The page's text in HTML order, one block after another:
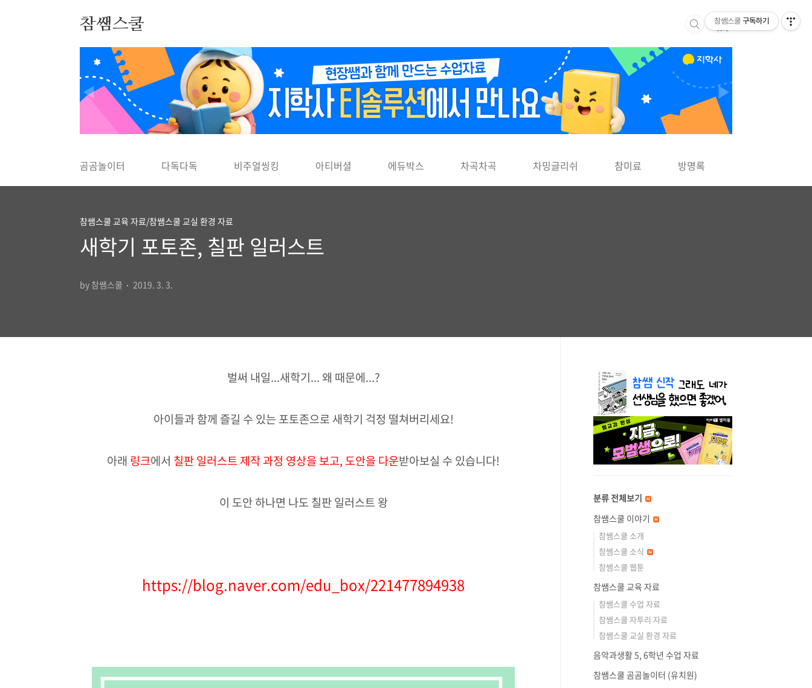
참쌤스쿨
◀ ▶
곰곰놀이터 다독다독 비주얼씽킹 아티버셜 에듀박스 차곡차곡 차밍글리쉬 참미료 방명록
참쌤스쿨 교육 자료/참쌤스쿨 교실 환경 자료
새학기 포토존, 칠판 일러스트
by 참쌤스쿨 2019. 3. 3.
벌써 내일...새학기... 왜 때문에...?
아이들과 함께 즐길 수 있는 포토존으로 새학기 걱정 떨쳐버리세요!
아래 링크에서 칠판 일러스트 제작 과정 영상을 보고, 도안을 다운받아보실 수 있습니다!
이 도안 하나면 나도 칠판 일러스트 왕
https://blog.naver.com/edu_box/221477894938
분류 전체보기
참쌤스쿨 이야기
참쌤스쿨 소개
참쌤스쿨 소식
참쌤스쿨 웹툰
참쌤스쿨 교육 자료
참쌤스쿨 수업 자료
참쌤스쿨 자투리 자료
참쌤스쿨 교실 환경 자료
음악과생활 5, 6학년 수업 자료
참쌤스쿨 곰곰놀이터 (유치원)
참쌤스쿨 구독하기